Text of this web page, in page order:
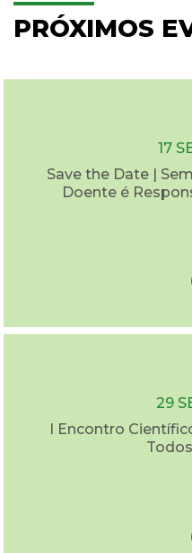
PRÓXIMOS
17
Save the Date |
Doente é
29
I Encontro